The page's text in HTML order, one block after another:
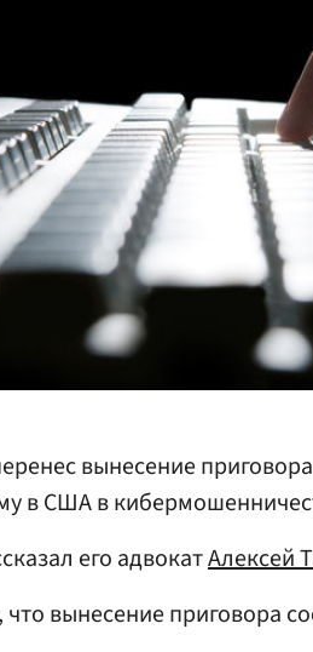
вынесение
в США в
его адвокатАлексей
вынесение приговора